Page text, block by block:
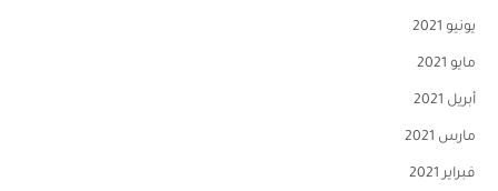
يونيو 2021
مايو 2021
أبريل 2021
مارس 2021
فبراير 2021